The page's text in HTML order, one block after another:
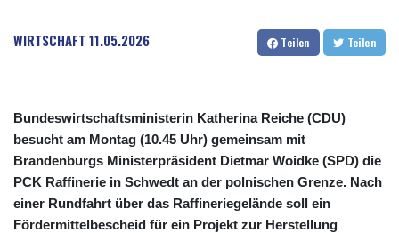
WIRTSCHAFT 11.05.2026 Teilen Teilen
Bundeswirtschaftsministerin Katherina Reiche (CDU)
besucht am Montag (10.45 Uhr) gemeinsam mit
Brandenburgs Ministerpräsident Dietmar Woidke (SPD) die
PCK Raffinerie in Schwedt an der polnischen Grenze. Nach
einer Rundfahrt über das Raffineriegelände soll ein
Fördermittelbescheid für ein Projekt zur Herstellung